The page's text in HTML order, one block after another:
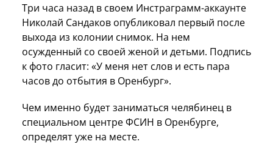
Три часа назад в своем Инстраграмм-аккаунте
Николай Сандаков опубликовал первый после
выхода из колонии снимок. На нем
осужденный со своей женой и детьми. Подпись
к фото гласит: «У меня нет слов и есть пара
часов до отбытия в Оренбург».
Чем именно будет заниматься челябинец в
специальном центре ФСИН в Оренбурге,
определят уже на месте.